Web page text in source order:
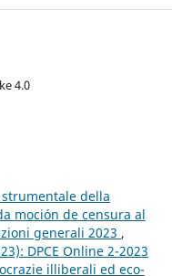
4.0
della
moción de censura al
generali 2023 ,
DPCE Online 2-2023
illiberali ed eco-